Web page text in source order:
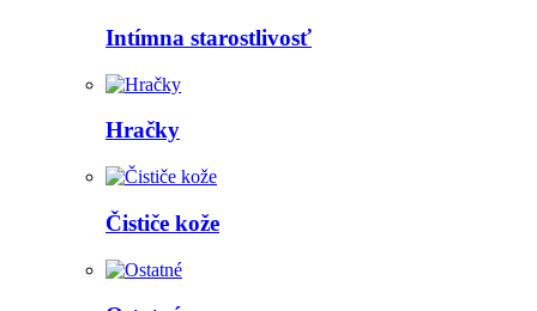
Intímna starostlivosť
Hračky
Čističe kože